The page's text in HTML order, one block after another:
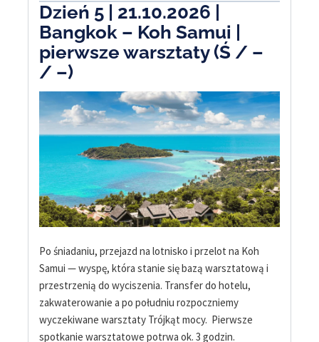
Dzień 5 | 21.10.2026 |
Bangkok – Koh Samui |
pierwsze warsztaty (Ś / –
/ –)
Po śniadaniu, przejazd na lotnisko i przelot na Koh
Samui — wyspę, która stanie się bazą warsztatową i
przestrzenią do wyciszenia. Transfer do hotelu,
zakwaterowanie a po południu rozpoczniemy
wyczekiwane warsztaty Trójkąt mocy. Pierwsze
spotkanie warsztatowe potrwa ok. 3 godzin.